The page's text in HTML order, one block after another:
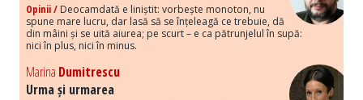
Opinii / Deocamdată e liniștit: vorbește monoton, nu
spune mare lucru, dar lasă să se înțeleagă ce trebuie, dă
din mâini și se uită aiurea; pe scurt – e ca pătrunjelul în supă:
nici în plus, nici în minus.
Marina Dumitrescu
Urma și urmarea